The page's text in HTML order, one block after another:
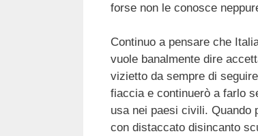
forse non le conosce
Continuo a pensare che
vuole banalmente dire
vizietto da sempre di
fiaccia e continuerò a farlo
usa nei paesi civili. Quando
con distaccato disincanto